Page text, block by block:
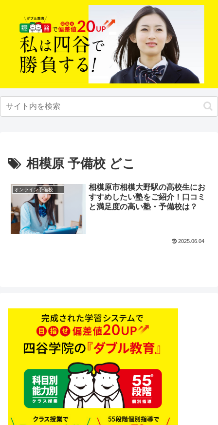
相模原 予備校 どこ
オンライン予備校・塾の活用法
相模原市相模大野駅の高校生にお
すすめしたい塾をご紹介！口コミ
と満足度の高い塾・予備校は？
2025.06.04